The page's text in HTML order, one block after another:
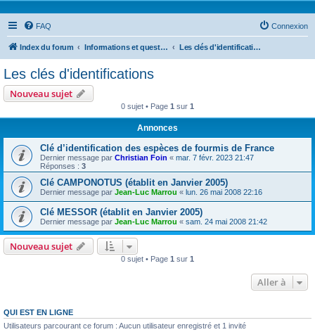
FAQ Connexion
Index du forum Informations et questions taxonomiques Les clés d'identifications
Les clés d'identifications
Nouveau sujet
0 sujet • Page 1 sur 1
Annonces
Clé d’identification des espèces de fourmis de France
Dernier message par Christian Foin « mar. 7 févr. 2023 21:47
Réponses : 3
Clé CAMPONOTUS (établit en Janvier 2005)
Dernier message par Jean-Luc Marrou « lun. 26 mai 2008 22:16
Clé MESSOR (établit en Janvier 2005)
Dernier message par Jean-Luc Marrou « sam. 24 mai 2008 21:42
Nouveau sujet
0 sujet • Page 1 sur 1
Aller à
QUI EST EN LIGNE
Utilisateurs parcourant ce forum : Aucun utilisateur enregistré et 1 invité